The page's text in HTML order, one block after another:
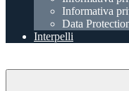
Informativa
Data
Interpelli